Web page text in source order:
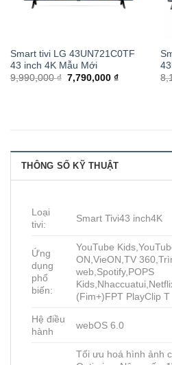
Smart tivi LG 43UN721C0TF
43 inch 4K Mẫu Mới
9,990,000 ₫ 7,790,000 ₫
THÔNG SỐ KỸ THUẬT
Loại
tivi:
Smart Tivi43 inch4K
Ứng
dụng
phổ
biến:
YouTube
ON,VieON,TV
web,Spotify,POPS
(Fim+)FPT PlayClip T
Hệ điều
hành
webOS 6.0
Tối ưu hoá hình ảnh